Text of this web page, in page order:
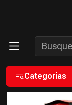
Categorías
ENVÍOS GRATIS
ATENCIÓN:
Inicio